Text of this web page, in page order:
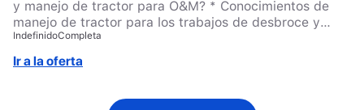
y manejo de tractor para O&M? * Conocimientos de
manejo de tractor para los trabajos de desbroce y
limpieza. * Manejo y uso de herramientas. *
Conocimientos de soldadura. * Manejo de equipos
informáticos (Portátil y aplicaciones móviles). *
Disponibilidad de movilidad geográfica nacional.
IndefinidoCompleta
Ir a la oferta